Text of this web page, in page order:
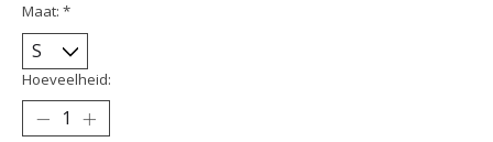
Maat: *
Hoeveelheid: